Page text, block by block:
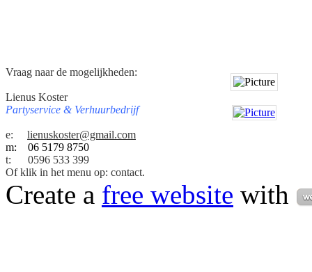
Vraag naar de mogelijkheden:
Lienus Koster
Partyservice & Verhuurbedrijf
e:
lienuskoster@gmail.com
m: 06 5179 8750
t:
0596 533 399
Of klik in het menu op: contact.
Create a free website with